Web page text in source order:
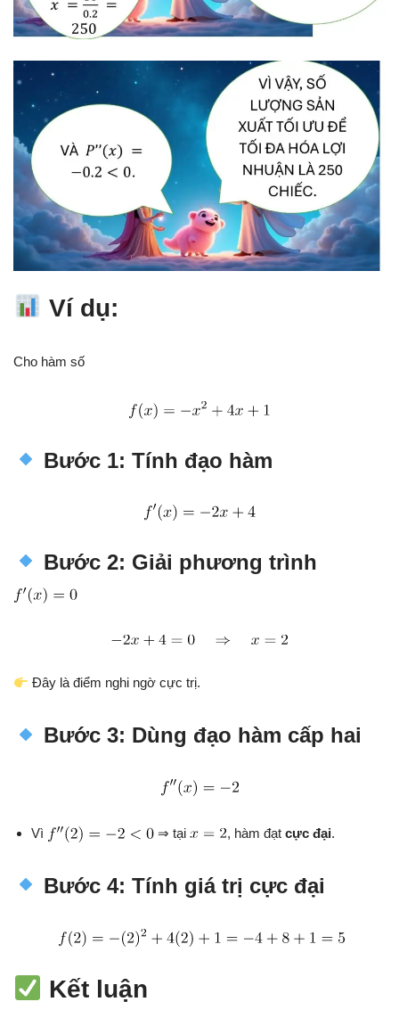
Ví dụ:
Cho hàm số
Bước 1: Tính đạo hàm
Bước 2: Giải phương trình
Đây là điểm nghi ngờ cực trị.
Bước 3: Dùng đạo hàm cấp hai
Vì ⇒ tại , hàm đạt cực đại.
Bước 4: Tính giá trị cực đại
Kết luận